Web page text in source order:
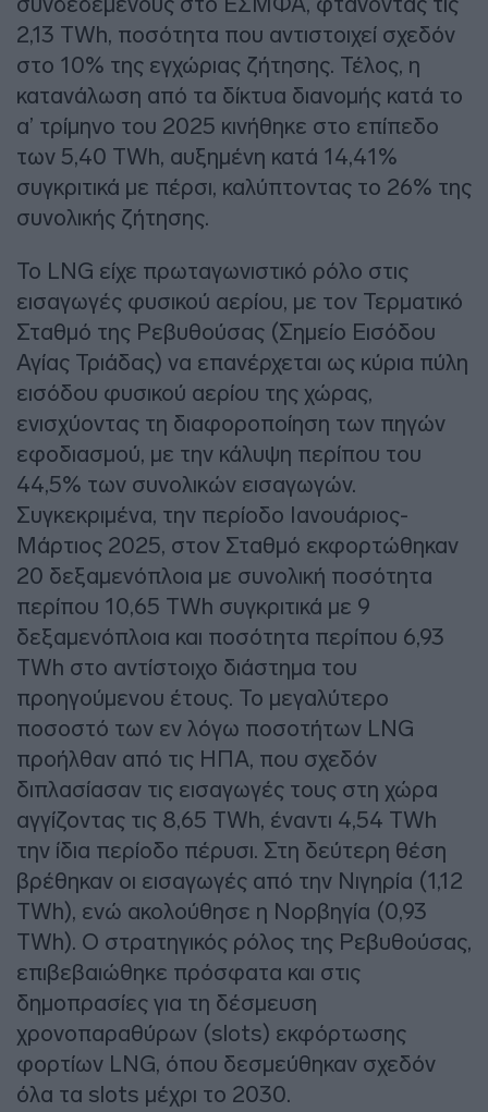
2,13 TWh, ποσότητα που αντιστοιχεί σχεδόν
στο 10% της εγχώριας ζήτησης. Τέλος, η
κατανάλωση από τα δίκτυα διανομής κατά το
α’ τρίμηνο του 2025 κινήθηκε στο επίπεδο
των 5,40 ΤWh, αυξημένη κατά 14,41%
συγκριτικά με πέρσι, καλύπτοντας το 26% της
συνολικής ζήτησης.
Το LNG είχε πρωταγωνιστικό ρόλο στις
εισαγωγές φυσικού αερίου, με τον Τερματικό
Σταθμό της Ρεβυθούσας (Σημείο Εισόδου
Αγίας Τριάδας) να επανέρχεται ως κύρια πύλη
εισόδου φυσικού αερίου της χώρας,
ενισχύοντας τη διαφοροποίηση των πηγών
εφοδιασμού, με την κάλυψη περίπου του
44,5% των συνολικών εισαγωγών.
Συγκεκριμένα, την περίοδο Ιανουάριος-
Μάρτιος 2025, στον Σταθμό εκφορτώθηκαν
20 δεξαμενόπλοια με συνολική ποσότητα
περίπου 10,65 TWh συγκριτικά με 9
δεξαμενόπλοια και ποσότητα περίπου 6,93
TWh στο αντίστοιχο διάστημα του
προηγούμενου έτους. Το μεγαλύτερο
ποσοστό των εν λόγω ποσοτήτων LNG
προήλθαν από τις ΗΠΑ, που σχεδόν
διπλασίασαν τις εισαγωγές τους στη χώρα
αγγίζοντας τις 8,65 TWh, έναντι 4,54 TWh
την ίδια περίοδο πέρυσι. Στη δεύτερη θέση
βρέθηκαν οι εισαγωγές από την Νιγηρία (1,12
TWh), ενώ ακολούθησε η Νορβηγία (0,93
TWh). Ο στρατηγικός ρόλος της Ρεβυθούσας,
επιβεβαιώθηκε πρόσφατα και στις
δημοπρασίες για τη δέσμευση
χρονοπαραθύρων (slots) εκφόρτωσης
φορτίων LNG, όπου δεσμεύθηκαν σχεδόν
όλα τα slots μέχρι το 2030.